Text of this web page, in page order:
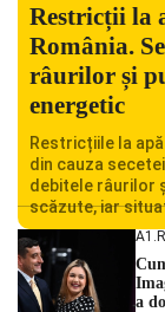
Restricții la
România.
râurilor și
energetic
Restricțiile la
din cauza
debitele râurilor
scăzute, iar
Centralei
cu una dintre
hidrologic din
a